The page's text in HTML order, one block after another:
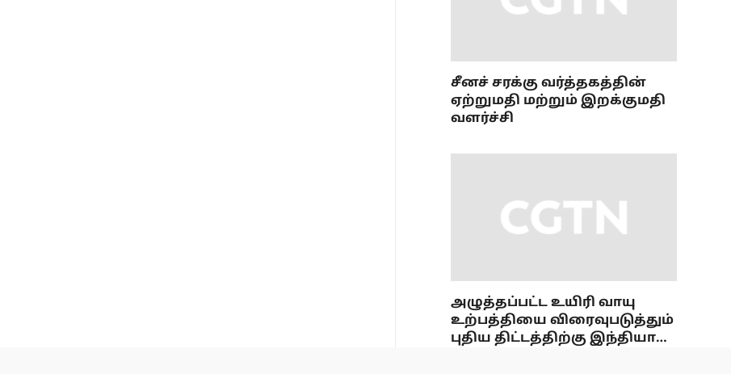
சீனச் சரக்கு வர்த்தகத்தின்
ஏற்றுமதி மற்றும் இறக்குமதி
வளர்ச்சி
அழுத்தப்பட்ட உயிரி வாயு
உற்பத்தியை விரைவுபடுத்தும்
புதிய திட்டத்திற்கு இந்தியா